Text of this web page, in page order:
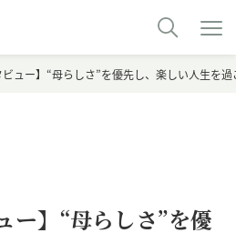
ビュー】“母らしさ”を優先し、楽しい人生を
ー】“母らしさ”を優